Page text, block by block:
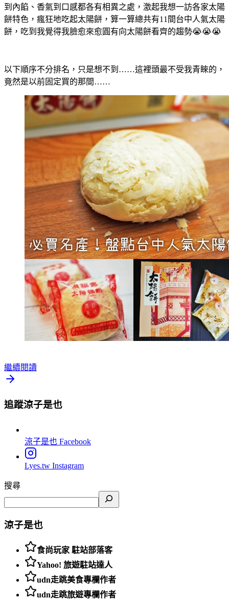
到內餡、香氣到口感都各有相異之處，激起我想一訪各家太陽
餅特色，瘋狂地吃起太陽餅，算一算總共有11間台中人氣太陽
餅，吃到我覺得我臉愈來愈圓有向太陽餅看齊的趨勢😭😭😭
以下順序不分排名，只是想不到……這裡頭最不受我青睞的，
竟然是以前固定買的那間……
繼續閱讀
追蹤涼子是也
涼子是也 Facebook
Lyes.tw Instagram
搜尋
涼子是也
食尚玩家 駐站部落客
Yahoo! 旅遊駐站達人
udn走跳美食專欄作者
udn走跳旅遊專欄作者